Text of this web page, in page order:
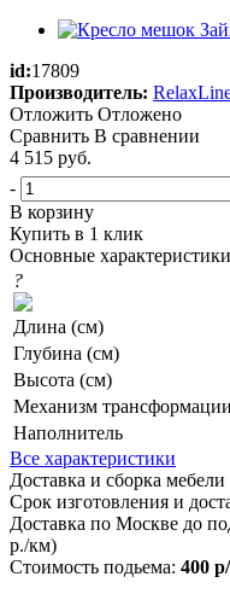
id:17809
Производитель:
Отложить Отложено
Сравнить В сравнении
4 515 руб.
-
В корзину
Купить в 1 клик
Основные характеристики
?
Длина (см)
Глубина (см)
Высота (см)
Механизм трансформации
Наполнитель
Все характеристики
Доставка и сборка мебели
Срок изготовления и
Доставка по Москве до
р./км)
Стоимость подьема: 400